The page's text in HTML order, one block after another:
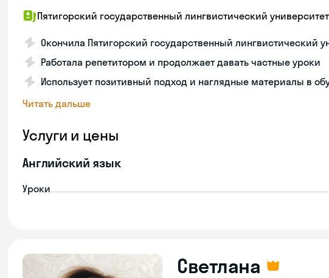
Пятигорский государственный лингвистический университет
Окончила Пятигорский государственный лингвистический
Работала репетитором и продолжает давать частные уроки
Использует позитивный подход и наглядные материалы в
Читать дальше
Услуги и цены
Английский язык
Уроки
Светлана